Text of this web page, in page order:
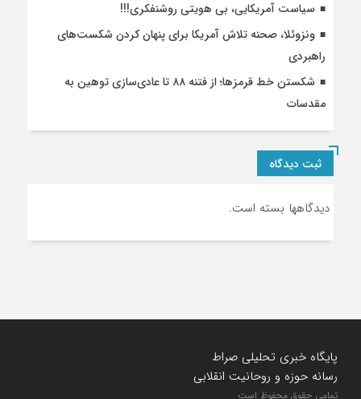
سیاست آمریکایی، بی هویتی روشنفکری!!!
ونزوئلا، صحنه تلاش آمریکا برای پنهان کردن شکست‌های
راهبردی
شکستن خط قرمزها؛ از فتنه ۸۸ تا عادی‌سازی توهین به
مقدسات
ثبت دیدگاه
دیدگاهها بسته است.
پایگاه خبری تحلیلی صراط
رسانه حوزه و روحانیت انقلابی
تمامی حقوق محفوظ است